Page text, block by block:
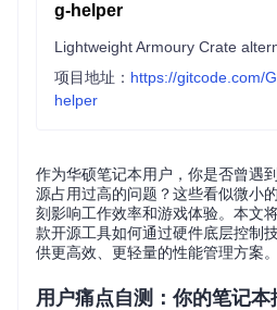
g-helper
项目地址： https://gitcode.com/
helper
作为华硕笔记本用户，你是否曾遇
源占用过高的问题？这些看似微小
刻影响工作效率和游戏体验。本文
款开源工具如何通过硬件底层控制
供更高效、更轻量的性能管理方案。
用户痛点自测：你的笔记